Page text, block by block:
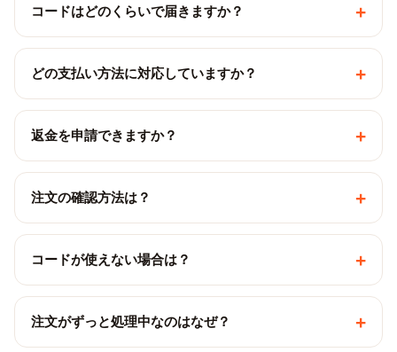
コードはどのくらいで届きますか？ +
どの支払い方法に対応していますか？ +
返金を申請できますか？ +
注文の確認方法は？ +
コードが使えない場合は？ +
注文がずっと処理中なのはなぜ？ +